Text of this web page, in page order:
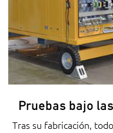
Pruebas bajo
Tras su fabricación,